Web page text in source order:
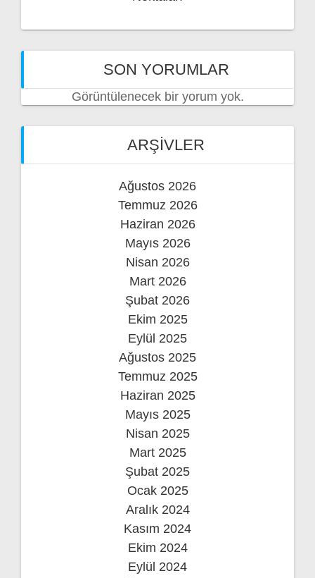
SON YORUMLAR
Görüntülenecek bir yorum yok.
ARŞIVLER
Ağustos 2026
Temmuz 2026
Haziran 2026
Mayıs 2026
Nisan 2026
Mart 2026
Şubat 2026
Ekim 2025
Eylül 2025
Ağustos 2025
Temmuz 2025
Haziran 2025
Mayıs 2025
Nisan 2025
Mart 2025
Şubat 2025
Ocak 2025
Aralık 2024
Kasım 2024
Ekim 2024
Eylül 2024